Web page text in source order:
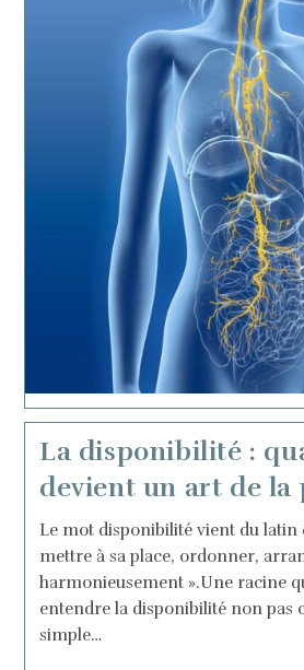
Ce
Lien
Invisible
Entre
Nos
Émotions
Et
Notre
Équilibre
Intérieur
La disponibilité :
devient un art de la
Le mot disponibilité vient du latin
mettre à sa place, ordonner,
harmonieusement ».Une racine
entendre la disponibilité non pas
simple…